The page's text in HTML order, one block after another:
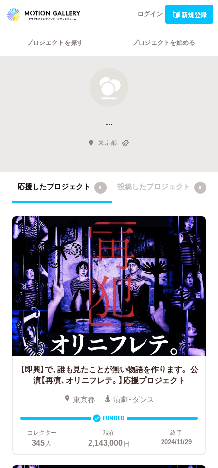
ログイン 新規登録
プロジェクトを探す プロジェクトを始める
...
東京都
応援したプロジェクト 6 投稿したプロジェクト 0
【即興】で、誰も見たことが無い物語を作ります。 公
演【再演、オリニフレテ。】応援プロジェクト
東京都 演劇・ダンス
FUNDED
コレクター
345 人
現在
2,143,000円
終了
2024/11/29